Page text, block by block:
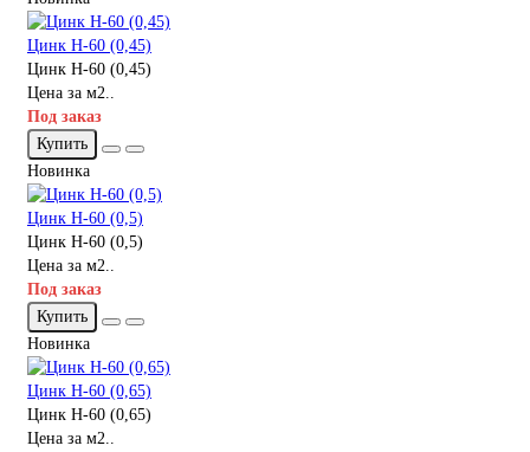
Цинк Н-60 (0,45)
Цинк Н-60 (0,45)
Цена за м2..
Под заказ
Купить
Новинка
Цинк Н-60 (0,5)
Цинк Н-60 (0,5)
Цена за м2..
Под заказ
Купить
Новинка
Цинк Н-60 (0,65)
Цинк Н-60 (0,65)
Цена за м2..